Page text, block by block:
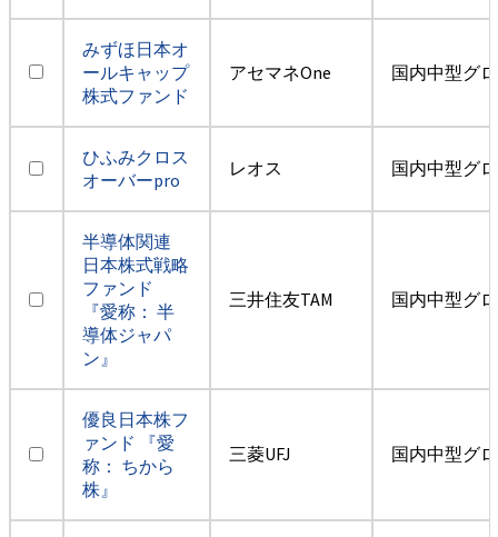
みずほ日本オ
ールキャップ
株式ファンド
アセマネOne 国内中型グ
ひふみクロス
オーバーpro
レオス 国内中型グ
半導体関連
日本株式戦略
ファンド
『愛称： 半
導体ジャパ
ン』
三井住友TAM 国内中型グ
優良日本株フ
ァンド 『愛
称： ちから
株』
三菱UFJ 国内中型グ